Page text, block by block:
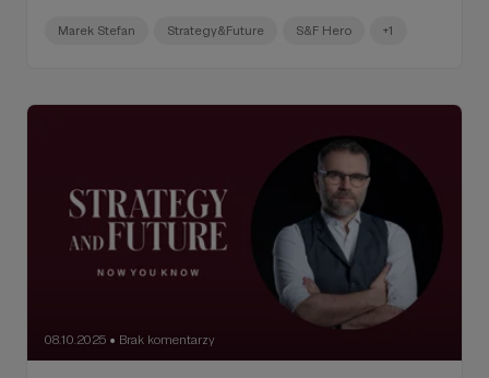
Marek Stefan Strategy&Future S&F Hero +1
08.10.2025 ● Brak komentarzy